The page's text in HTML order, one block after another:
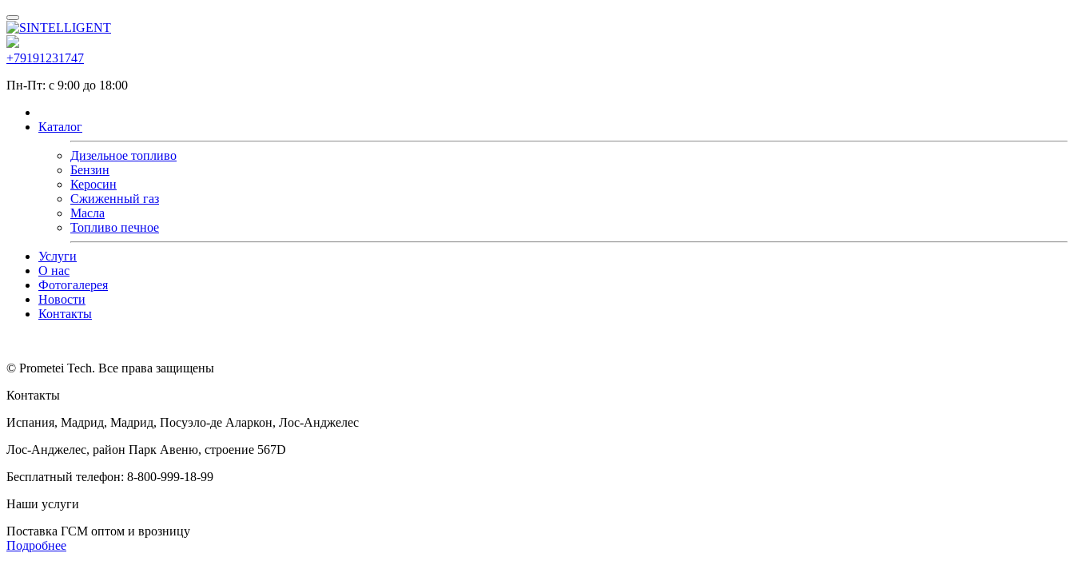
+79191231747
Пн-Пт: с 9:00 до 18:00
Каталог
Дизельное топливо
Бензин
Керосин
Сжиженный газ
Масла
Топливо печное
Услуги
О нас
Фотогалерея
Новости
Контакты
© Prometei Tech. Все права защищены
Контакты
Испания, Мадрид, Мадрид, Посуэло-де Аларкон, Лос-Анджелес
Лос-Анджелес, район Парк Авеню, строение 567D
Бесплатный телефон: 8-800-999-18-99
Наши услуги
Поставка ГСМ оптом и врозницу
Подробнее